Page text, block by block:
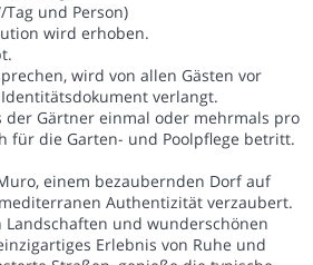
und Person)
wird erhoben.
wird von allen Gästen vor
verlangt.
der Gärtner einmal oder mehrmals pro
für die Garten- und Poolpflege betritt.
einem bezaubernden Dorf auf
Authentizität verzaubert.
Landschaften und wunderschönen
Erlebnis von Ruhe und